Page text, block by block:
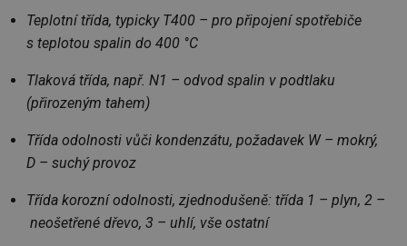
Teplotní třída, typicky T400 – pro připojení spotřebiče
s teplotou spalin do 400 °C
Tlaková třída, např. N1 – odvod spalin v podtlaku
(přirozeným tahem)
Třída odolnosti vůči kondenzátu, požadavek W – mokrý,
D – suchý provoz
Třída korozní odolnosti, zjednodušeně: třída 1 – plyn, 2 –
neošetřené dřevo, 3 – uhlí, vše ostatní